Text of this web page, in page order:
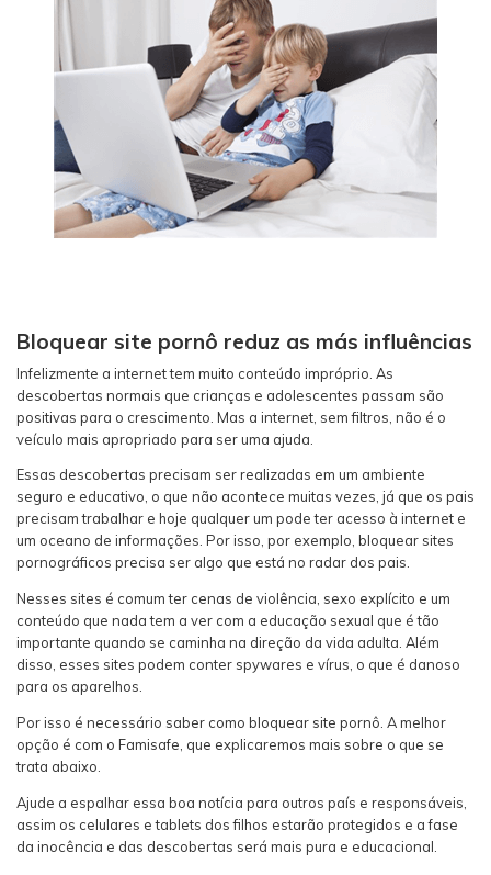
Bloquear site pornô reduz as más influências
Infelizmente a internet tem muito conteúdo impróprio. As
descobertas normais que crianças e adolescentes passam são
positivas para o crescimento. Mas a internet, sem filtros, não é o
veículo mais apropriado para ser uma ajuda.
Essas descobertas precisam ser realizadas em um ambiente
seguro e educativo, o que não acontece muitas vezes, já que os pais
precisam trabalhar e hoje qualquer um pode ter acesso à internet e
um oceano de informações. Por isso, por exemplo, bloquear sites
pornográficos precisa ser algo que está no radar dos pais.
Nesses sites é comum ter cenas de violência, sexo explícito e um
conteúdo que nada tem a ver com a educação sexual que é tão
importante quando se caminha na direção da vida adulta. Além
disso, esses sites podem conter spywares e vírus, o que é danoso
para os aparelhos.
Por isso é necessário saber como bloquear site pornô. A melhor
opção é com o Famisafe, que explicaremos mais sobre o que se
trata abaixo.
Ajude a espalhar essa boa notícia para outros país e responsáveis,
assim os celulares e tablets dos filhos estarão protegidos e a fase
da inocência e das descobertas será mais pura e educacional.